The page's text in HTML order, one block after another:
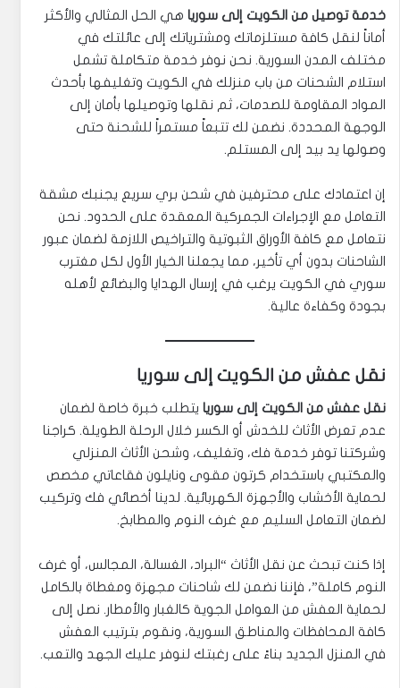
خدمة توصيل من الكويت إلى سوريا هي الحل المثالي والأكثر
أماناً لنقل كافة مستلزماتك ومشترياتك إلى عائلتك في
مختلف المدن السورية. نحن نوفر خدمة متكاملة تشمل
استلام الشحنات من باب منزلك في الكويت وتغليفها بأحدث
المواد المقاومة للصدمات، ثم نقلها وتوصيلها بأمان إلى
الوجهة المحددة. نضمن لك تتبعاً مستمراً للشحنة حتى
وصولها يد بيد إلى المستلم.
إن اعتمادك على محترفين في شحن بري سريع يجنبك مشقة
التعامل مع الإجراءات الجمركية المعقدة على الحدود. نحن
نتعامل مع كافة الأوراق الثبوتية والتراخيص اللازمة لضمان عبور
الشاحنات بدون أي تأخير، مما يجعلنا الخيار الأول لكل مغترب
سوري في الكويت يرغب في إرسال الهدايا والبضائع لأهله
بجودة وكفاءة عالية.
نقل عفش من الكويت إلى سوريا
نقل عفش من الكويت إلى سوريا يتطلب خبرة خاصة لضمان
عدم تعرض الأثاث للخدش أو الكسر خلال الرحلة الطويلة. كراجنا
وشركتنا توفر خدمة فك، وتغليف، وشحن الأثاث المنزلي
والمكتبي باستخدام كرتون مقوى ونايلون فقاعاتي مخصص
لحماية الأخشاب والأجهزة الكهربائية. لدينا أخصائي فك وتركيب
لضمان التعامل السليم مع غرف النوم والمطابخ.
إذا كنت تبحث عن نقل الأثاث “البراد، الغسالة، المجالس، أو غرف
النوم كاملة”، فإننا نضمن لك شاحنات مجهزة ومغطاة بالكامل
لحماية العفش من العوامل الجوية كالغبار والأمطار. نصل إلى
كافة المحافظات والمناطق السورية، ونقوم بترتيب العفش
في المنزل الجديد بناءً على رغبتك لنوفر عليك الجهد والتعب.